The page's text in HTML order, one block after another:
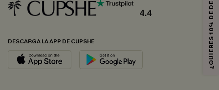
4.4
DESCARGA LA APP DE CUPSHE